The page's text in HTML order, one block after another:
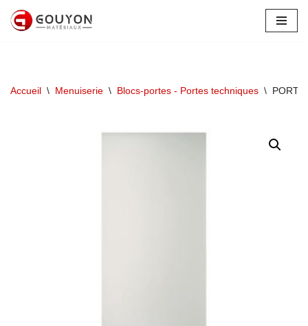
Accueil \ Menuiserie \ Blocs-portes - Portes techniques \